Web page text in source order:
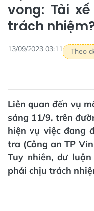
vong: Tài
trách nhiệm?
13/09/2023 03:11 Theo
Liên quan đến vụ
sáng 11/9, trên
hiện vụ việc đang
tra (Công an TP
Tuy nhiên, dư
phải chịu trách